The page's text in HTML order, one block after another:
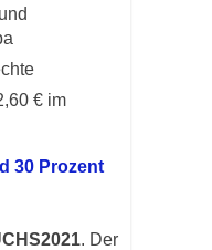
€ im
30 Prozent
. Der